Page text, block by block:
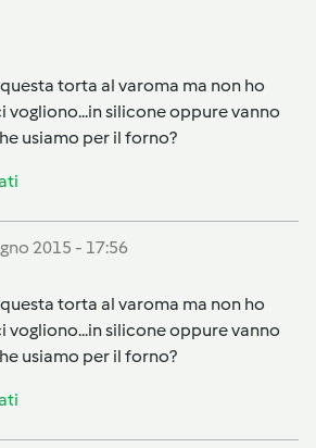
torta al varoma ma non ho
vogliono...in silicone oppure vanno
usiamo per il forno?
2015 - 17:56
torta al varoma ma non ho
vogliono...in silicone oppure vanno
usiamo per il forno?